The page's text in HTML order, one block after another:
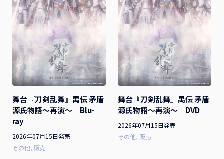
舞台『刀剣乱舞』禺伝 矛盾
源氏物語～再演～ Blu-
ray
2026年07月15日発売
その他 販売
舞台『刀剣乱舞』禺伝 矛盾
源氏物語～再演～ DVD
2026年07月15日発売
その他 販売